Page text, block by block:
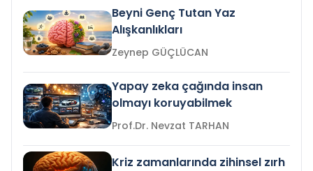
Beyni Genç Tutan Yaz
Alışkanlıkları
Zeynep GÜÇLÜCAN
Yapay zeka çağında insan
olmayı koruyabilmek
Prof.Dr. Nevzat TARHAN
Kriz zamanlarında zihinsel zırh